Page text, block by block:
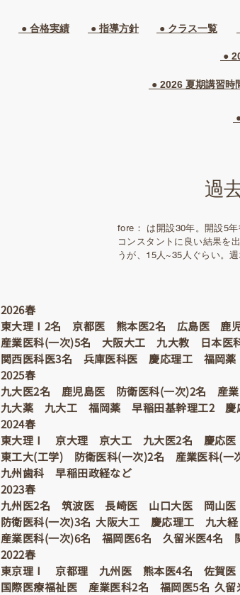
● 合格実績 ● 指導方針 ● クラス一覧​
●
● 2026 夏期講習時
過
fore： は開設30年。開設5
コンスタントに良い結果を
うが、15人~35人ぐらい。
2026春
東大理Ⅰ2名 京都医 熊本医2名 広島医 鹿
産業医科(一次)5名 大阪大工 九大教 日本
関西医科医3名 兵庫医科医 慶応理工 福岡
2025春
九大医2名 鹿児島医 防衛医科(一次)2名 産
九大薬 九大工 福岡薬 早稲田基幹理工2
2024春
東大理Ⅰ 京大理 京大工 九大医2名 慶応
東工大(工学) 防衛医科(一次)2名 産業医科(
九州歯科 早稲田政経など
2023春
九州医2名 筑波医 長崎医 山口大医 岡山
防衛医科(一次)3名 大阪大工 慶応理工 九大
産業医科(一次)6名 福岡医6名 久留米医4名
2022春
東京理Ⅰ 京都理 九州医 熊本医4名 佐賀
国際医療福祉医 産業医科2名 福岡医5名 久